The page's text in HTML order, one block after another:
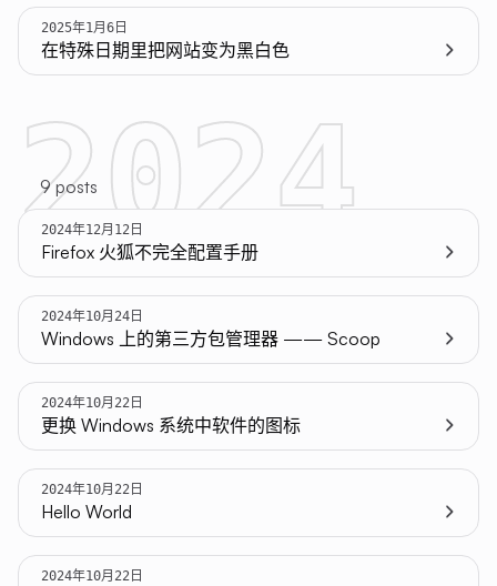
2025年1月6日
在特殊日期里把网站变为黑白色
2024
9 posts
2024年12月12日
Firefox 火狐不完全配置手册
2024年10月24日
Windows 上的第三方包管理器 —— Scoop
2024年10月22日
更换 Windows 系统中软件的图标
2024年10月22日
Hello World
2024年10月22日